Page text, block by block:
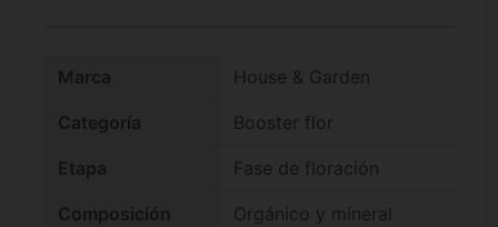
Marca House & Garden
Categoría Booster flor
Etapa Fase de floración
Composición Orgánico y mineral